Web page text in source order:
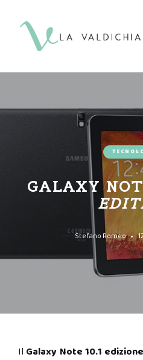
GALAXY
Stefano Romeo
Il Galaxy Note 10.1